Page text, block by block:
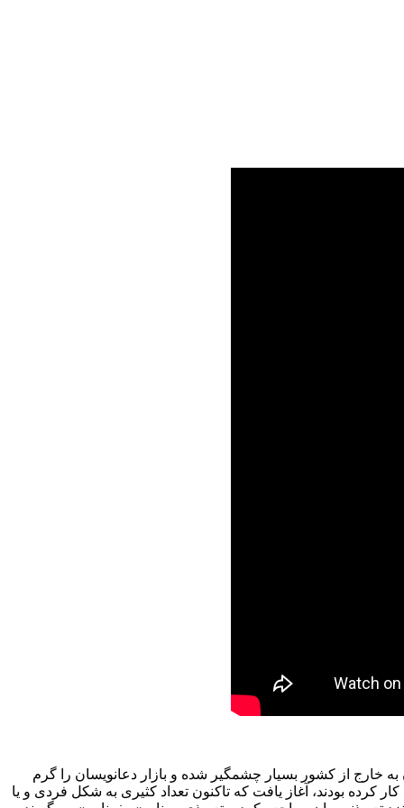
خارج از کشور بسیار چشمگیر شده و بازار دعانویسان را گرم
بودند، آغاز یافت که تاکنون تعداد کثیری به شکل فردی و یا